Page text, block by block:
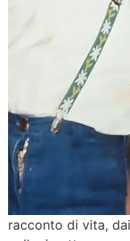
racconto di vita,